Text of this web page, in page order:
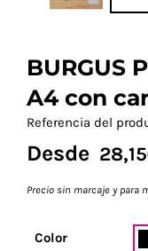
BURGUS
A4 con
Referencia del
Desde 28,15
Precio sin marcaje y para
Color